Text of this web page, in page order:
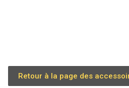
Retour à la page des